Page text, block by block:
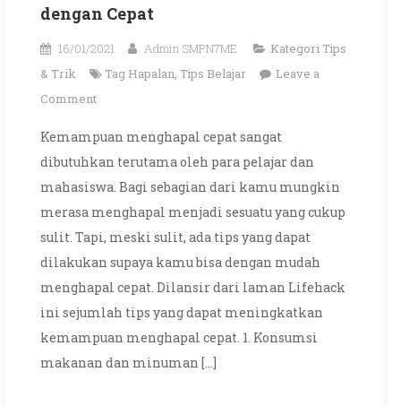
dengan Cepat
16/01/2021 Admin SMPN7ME Kategori Tips
& Trik
Tag Hapalan, Tips Belajar
Leave a
Commenton
Tips
Menghapal
Materi
Pelajaran
dengan
Cepat
Kemampuan menghapal cepat sangat
dibutuhkan terutama oleh para pelajar dan
mahasiswa. Bagi sebagian dari kamu mungkin
merasa menghapal menjadi sesuatu yang cukup
sulit. Tapi, meski sulit, ada tips yang dapat
dilakukan supaya kamu bisa dengan mudah
menghapal cepat. Dilansir dari laman Lifehack
ini sejumlah tips yang dapat meningkatkan
kemampuan menghapal cepat. 1. Konsumsi
makanan dan minuman […]